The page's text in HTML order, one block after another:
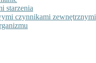
starzenia
czynnikami zewnętrznymi